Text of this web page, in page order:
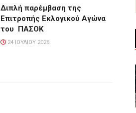
Διπλή παρέμβαση της
Επιτροπής Εκλογικού Αγώνα
του ΠΑΣΟΚ
24 ΙΟΥΛΊΟΥ 2026